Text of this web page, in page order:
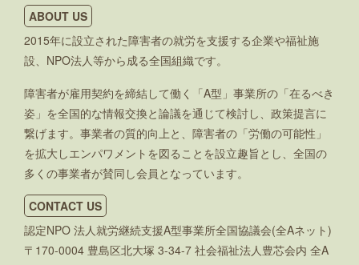
ABOUT US
2015年に設立された障害者の就労を支援する企業や福祉施
設、NPO法人等から成る全国組織です。
障害者が雇用契約を締結して働く「A型」事業所の「在るべき
姿」を全国的な情報交換と論議を通じて検討し、政策提言に
繋げます。事業者の質的向上と、障害者の「労働の可能性」
を拡大しエンパワメントを図ることを設立趣旨とし、全国の
多くの事業者が賛同し会員となっています。
CONTACT US
認定NPO 法人就労継続支援A型事業所全国協議会(全Aネット)
〒170-0004 豊島区北大塚 3-34-7 社会福祉法人豊芯会内 全A